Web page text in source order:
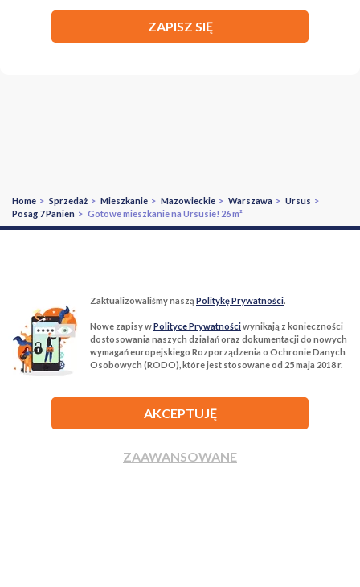
ZAPISZ SIĘ
Home > Sprzedaż > Mieszkanie > Mazowieckie > Warszawa > Ursus >
Posag 7 Panien > Gotowe mieszkanie na Ursusie! 26 m²
T:22 299 68 68M:biuro@tur-nieruchomosci.pl
Biuro Nieruchomości Tur Nieruchomości
Zaktualizowaliśmy naszą Politykę Prywatności.
Nowe zapisy wPolityce Prywatnościwynikają z konieczności
dostosowania naszych działań oraz dokumentacji do nowych
wymagań europejskiego Rozporządzenia o Ochronie Danych
Osobowych (RODO), które jest stosowane od 25 maja 2018 r.
AKCEPTUJĘ
ZAAWANSOWANE